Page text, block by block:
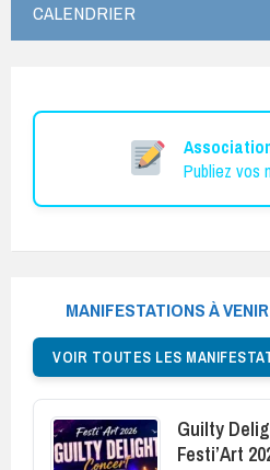
CALENDRIER
Publiez vos
MANIFESTATIONS À VENIR
VOIR TOUTES LES
Guilty
Festi’Art